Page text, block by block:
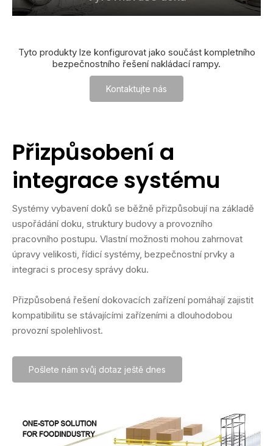
Tyto produkty lze konfigurovat jako součást kompletního
bezpečnostního řešení nakládací rampy.
Kontaktujte nás
Přizpůsobení a
integrace systému
Systémy vybavení doků se běžně přizpůsobují na základě
uspořádání doku, struktury budovy a provozního
pracovního postupu. Vlastní možnosti mohou zahrnovat
úpravy velikosti, řídicí systémy, bezpečnostní prvky a
integraci s procesy správy doku.
Přizpůsobená řešení dokovacích zařízení pomáhají zajistit
kompatibilitu se stávajícími zařízeními a dlouhodobou
provozní spolehlivost.
Pošlete nám svůj dotaz ještě dnes